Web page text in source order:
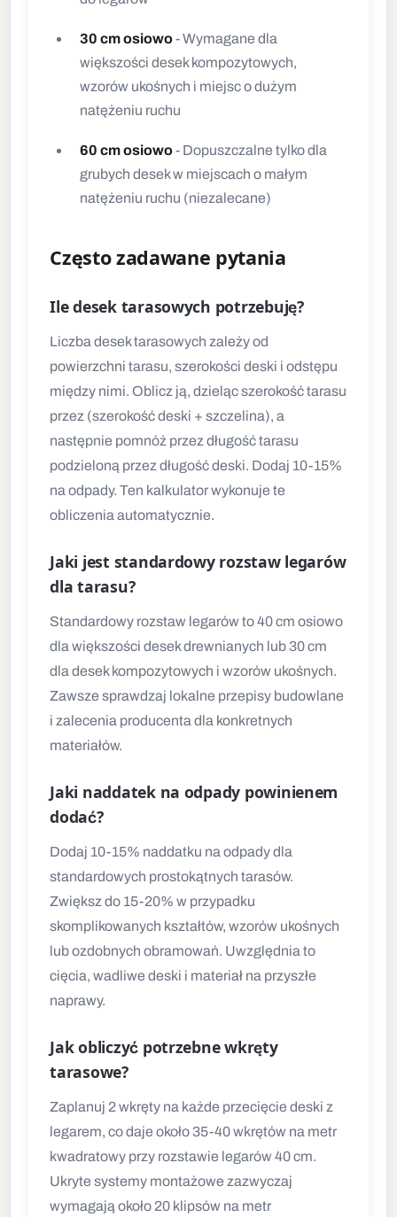
30 cm osiowo- Wymagane dla
większości desek kompozytowych,
wzorów ukośnych i miejsc o dużym
natężeniu ruchu
60 cm osiowo- Dopuszczalne tylko dla
grubych desek w miejscach o małym
natężeniu ruchu (niezalecane)
Często zadawane pytania
Ile desek tarasowych potrzebuję?
Liczba desek tarasowych zależy od
powierzchni tarasu, szerokości deski i odstępu
między nimi. Oblicz ją, dzieląc szerokość tarasu
przez (szerokość deski + szczelina), a
następnie pomnóż przez długość tarasu
podzieloną przez długość deski. Dodaj 10-15%
na odpady. Ten kalkulator wykonuje te
obliczenia automatycznie.
Jaki jest standardowy rozstaw legarów
dla tarasu?
Standardowy rozstaw legarów to 40 cm osiowo
dla większości desek drewnianych lub 30 cm
dla desek kompozytowych i wzorów ukośnych.
Zawsze sprawdzaj lokalne przepisy budowlane
i zalecenia producenta dla konkretnych
materiałów.
Jaki naddatek na odpady powinienem
dodać?
Dodaj 10-15% naddatku na odpady dla
standardowych prostokątnych tarasów.
Zwiększ do 15-20% w przypadku
skomplikowanych kształtów, wzorów ukośnych
lub ozdobnych obramowań. Uwzględnia to
cięcia, wadliwe deski i materiał na przyszłe
naprawy.
Jak obliczyć potrzebne wkręty
tarasowe?
Zaplanuj 2 wkręty na każde przecięcie deski z
legarem, co daje około 35-40 wkrętów na metr
kwadratowy przy rozstawie legarów 40 cm.
Ukryte systemy montażowe zazwyczaj
wymagają około 20 klipsów na metr